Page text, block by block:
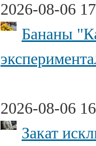
2026-08-06
Бананы
2026-08-06
Закат